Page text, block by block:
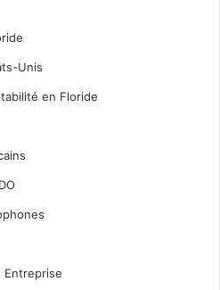
Unis
en Floride
Entreprise